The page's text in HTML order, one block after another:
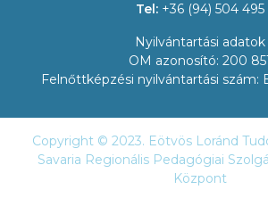
Tel: +36 (94) 504 495
Nyilvántartási adatok
OM azonosító: 200
Felnőttképzési nyilvántartási szám:
Copyright © 2023. Eötvös Loránd
Savaria Regionális Pedagógiai
Központ